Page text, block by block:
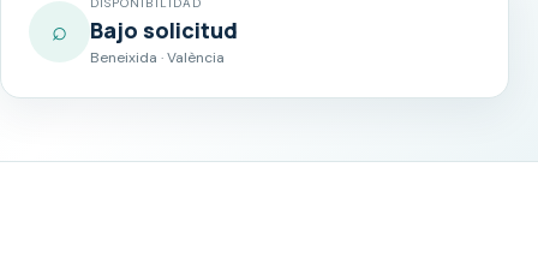
⌕ Bajo solicitud
Beneixida · València